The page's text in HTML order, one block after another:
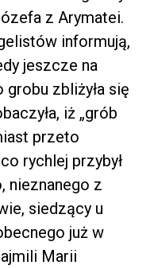
z Arymatei.
informują,
jeszcze na
zbliżyła się
iż „grób
przeto
rychlej przybył
nieznanego z
siedzący u
już w
Marii